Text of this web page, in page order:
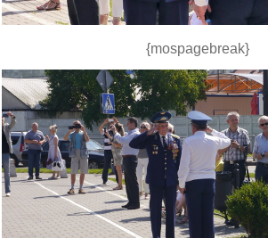
{mospagebreak}